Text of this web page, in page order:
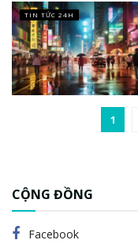
TIN TỨC 24H
1
CỘNG ĐỒNG
Facebook